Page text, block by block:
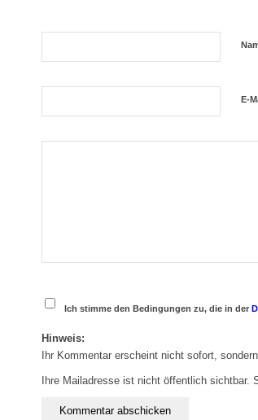
E-
Ich stimme den Bedingungen zu, die in der
Hinweis:
Ihr Kommentar erscheint nicht sofort,
Ihre Mailadresse ist nicht öffentlich sichtbar.